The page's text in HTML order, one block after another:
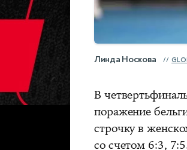
Линда Носкова
В
поражение
строчку в
со счетом 6:3,